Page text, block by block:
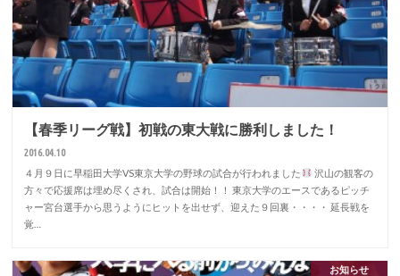
【春季リーグ戦】初戦の東大戦に勝利しました！
2016.04.10
４月９日に早稲田大学VS東京大学の野球の試合が行われました
沢山の観客の
方々で応援席は埋め尽くされ、試合は開始！！ 東京大学のエースであるピッチ
ャー宮台選手から思うようにヒットを出せず、迎えた９回裏・・・・ 延長戦を
覚…
お知らせ